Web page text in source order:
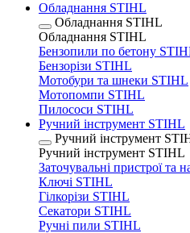
Обладнання STIHL
Обладнання STIHL
Обладнання STIHL
Бензопили по бетону
Бензорізи STIHL
Мотобури та шнеки STIHL
Мотопомпи STIHL
Пилососи STIHL
Ручний інструмент STIHL
Ручний інструмент
Ручний інструмент STIHL
Заточувальні пристрої та
Ключі STIHL
Гілкорізи STIHL
Секатори STIHL
Ручні пили STIHL